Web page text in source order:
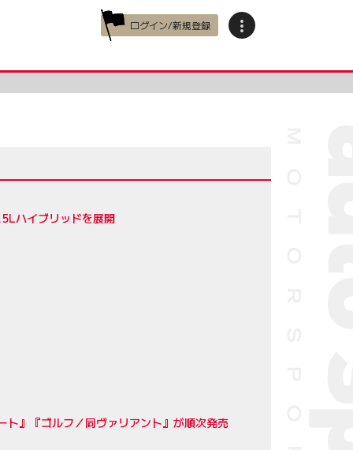
ログイン/新規登録
ハイブリッドを展開
』『ゴルフ／同ヴァリアント』が順次発売